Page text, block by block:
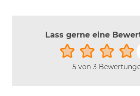
Lass gerne eine
5 von 3